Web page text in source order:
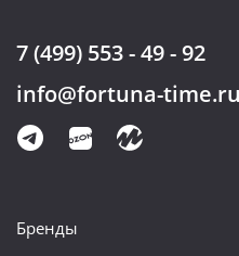
7 (499) 553 - 49 - 92
info@fortuna-time.ru
Бренды